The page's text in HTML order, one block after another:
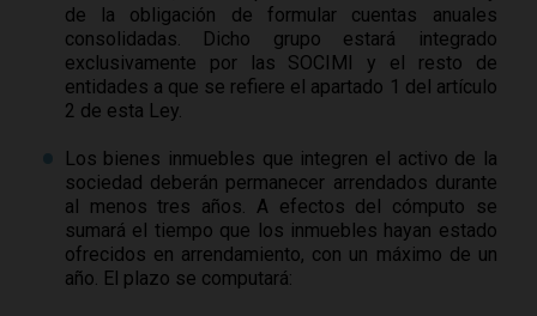
de la obligación de formular cuentas anuales
consolidadas. Dicho grupo estará integrado
exclusivamente por las SOCIMI y el resto de
entidades a que se refiere el apartado 1 del artículo
2 de esta Ley.
Los bienes inmuebles que integren el activo de la
sociedad deberán permanecer arrendados durante
al menos tres años. A efectos del cómputo se
sumará el tiempo que los inmuebles hayan estado
ofrecidos en arrendamiento, con un máximo de un
año. El plazo se computará: